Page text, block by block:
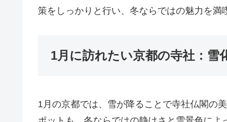
策をしっかりと行い、冬ならではの魅力を満
1月に訪れたい京都の寺社：雪
1月の京都では、雪が降ることで寺社仏閣の